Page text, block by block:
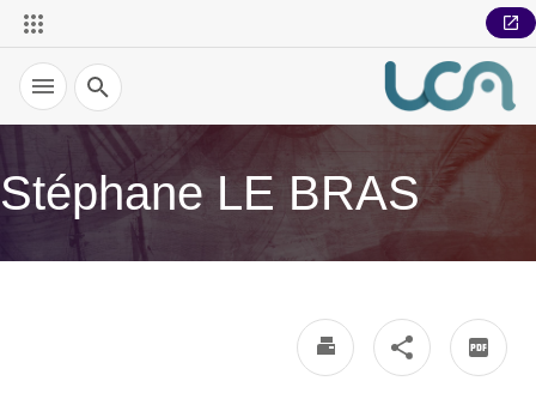
Recherche
Stéphane LE BRAS